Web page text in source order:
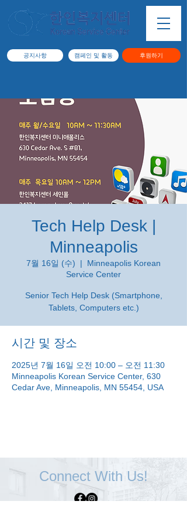
공지사항 캠페인 및 활동 후원하기
Tech Help Desk |
Minneapolis
7월 16일 (수)
  |
Minneapolis Korean
Service Center
Senior Tech Help Desk (Smartphone,
Tablets, Computers etc.)
시간 및 장소
2025년 7월 16일 오전 10:00 – 오전 11:30
Minneapolis Korean Service Center, 630
Cedar Ave, Minneapolis, MN 55454, USA
Connect With Us!